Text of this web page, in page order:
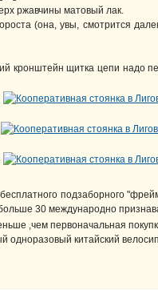
ржавчины матовый лак.
(она, увы, смотрится
кронштейн щитка цепи надо
подзаборного
30 международно
,чем первоначальная
китайский